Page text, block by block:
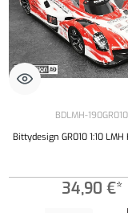
BDLMH-190GR010
Bittydesign GR010 1:10
34,90 €*